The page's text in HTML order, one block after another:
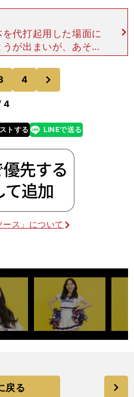
代打起用した場面に
が出まいが、あそこ
、こう続けた。「丈
手な選手で、いろん
てら4
4
トする
line LINEで送る
ス」について
戻る